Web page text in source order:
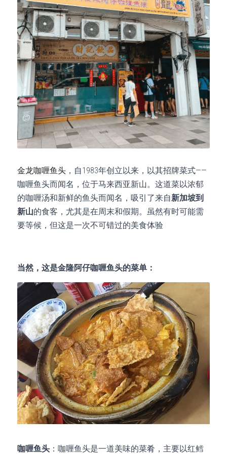
金龙咖喱鱼头 ，自1983年创立以来，以其招牌菜式——
咖喱鱼头而闻名，位于马来西亚新山。这道菜以浓郁
的咖喱汤和新鲜的鱼头而闻名，吸引了来自新加坡到
新山的食客，尤其是在周末和假期。虽然有时可能需
要等候，但这是一次不可错过的美食体验
当然，这是金隆阿仔咖喱鱼头的菜单：
咖喱鱼头 ：咖喱鱼头是一道美味的菜肴，主要以红鳕